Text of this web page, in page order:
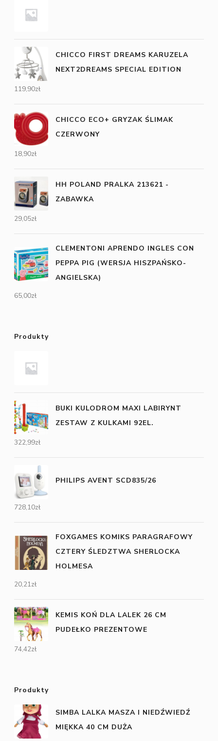
CHICCO FIRST DREAMS KARUZELA
NEXT2DREAMS SPECIAL EDITION
119,90zł
CHICCO ECO+ GRYZAK ŚLIMAK
CZERWONY
18,90zł
HH POLAND PRALKA 213621 -
ZABAWKA
29,05zł
CLEMENTONI APRENDO INGLES CON
PEPPA PIG (WERSJA HISZPAŃSKO-
ANGIELSKA)
65,00zł
Produkty
BUKI KULODROM MAXI LABIRYNT
ZESTAW Z KULKAMI 92EL.
322,99zł
PHILIPS AVENT SCD835/26
728,10zł
FOXGAMES KOMIKS PARAGRAFOWY
CZTERY ŚLEDZTWA SHERLOCKA
HOLMESA
20,21zł
KEMIS KOŃ DLA LALEK 26 CM
PUDEŁKO PREZENTOWE
74,42zł
Produkty
SIMBA LALKA MASZA I NIEDŹWIEDŹ
MIĘKKA 40 CM DUŻA